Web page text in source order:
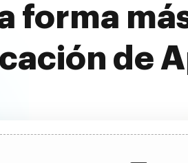
forma
de